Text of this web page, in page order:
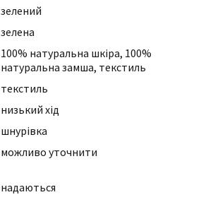
зелений
зелена
100% натуральна шкіра, 100%
натуральна замша, текстиль
текстиль
низький хід
шнурівка
можливо уточнити
надаються